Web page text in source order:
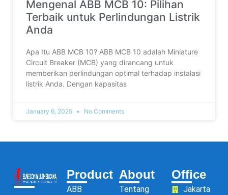
Mengenal ABB MCB 10: Pilihan
Terbaik untuk Perlindungan Listrik
Anda
Apa Itu ABB MCB 10? ABB MCB 10 adalah Miniature
Circuit Breaker (MCB) yang dirancang untuk
memberikan perlindungan optimal terhadap instalasi
listrik Anda. Dengan kapasitas
January 6, 2025 No Comments
Product
ABB
About
Tentang
Office
Jakarta